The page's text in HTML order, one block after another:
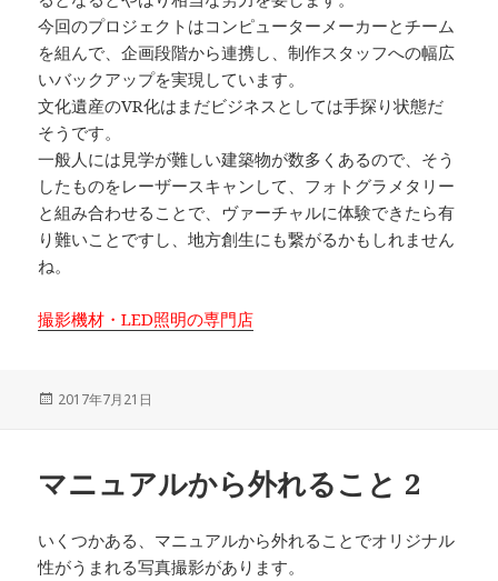
今回のプロジェクトはコンピューターメーカーとチーム
を組んで、企画段階から連携し、制作スタッフへの幅広
いバックアップを実現しています。
文化遺産のVR化はまだビジネスとしては手探り状態だ
そうです。
一般人には見学が難しい建築物が数多くあるので、そう
したものをレーザースキャンして、フォトグラメタリー
と組み合わせることで、ヴァーチャルに体験できたら有
り難いことですし、地方創生にも繋がるかもしれません
ね。
撮影機材・LED照明の専門店
投
2017年7月21日
マニュアルから外れること 2
いくつかある、マニュアルから外れることでオリジナル
性がうまれる写真撮影があります。